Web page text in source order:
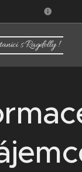
s Ragdolly !